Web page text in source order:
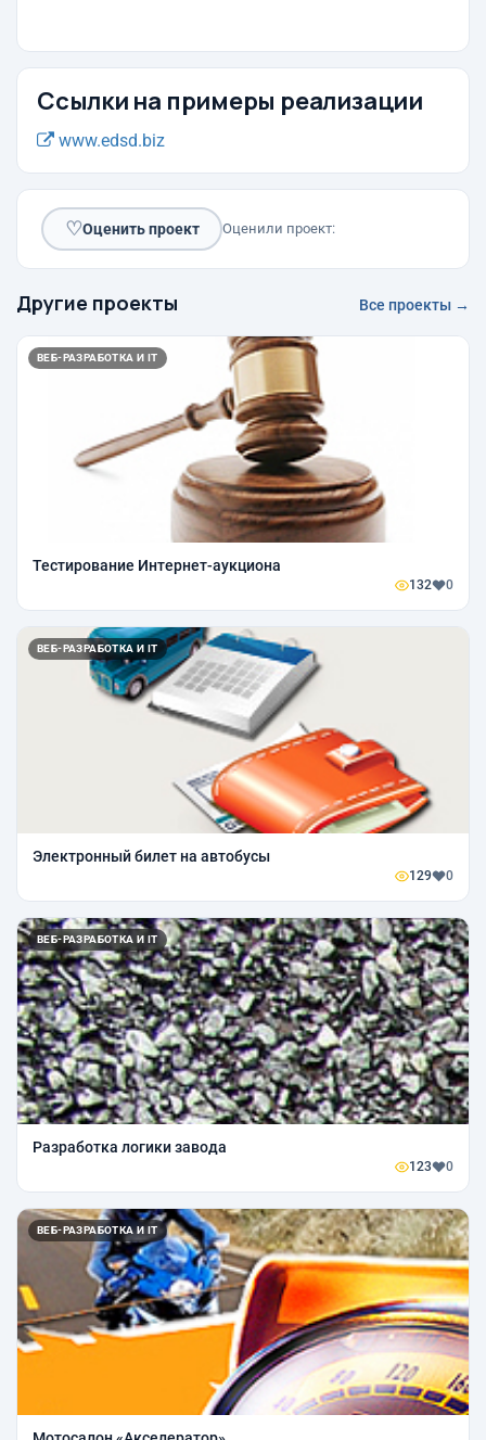
Ссылки на примеры реализации
www.edsd.biz
♡Оценить проект Оценили проект:
Другие проекты Все проекты →
ВЕБ-РАЗРАБОТКА И IT
Тестирование Интернет-аукциона
132 0
ВЕБ-РАЗРАБОТКА И IT
Электронный билет на автобусы
129 0
ВЕБ-РАЗРАБОТКА И IT
Разработка логики завода
123 0
ВЕБ-РАЗРАБОТКА И IT